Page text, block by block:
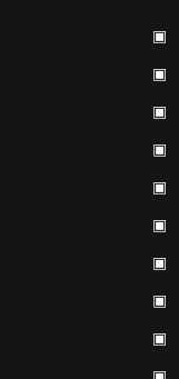
▣
▣
▣
▣
▣
▣
▣
▣
▣